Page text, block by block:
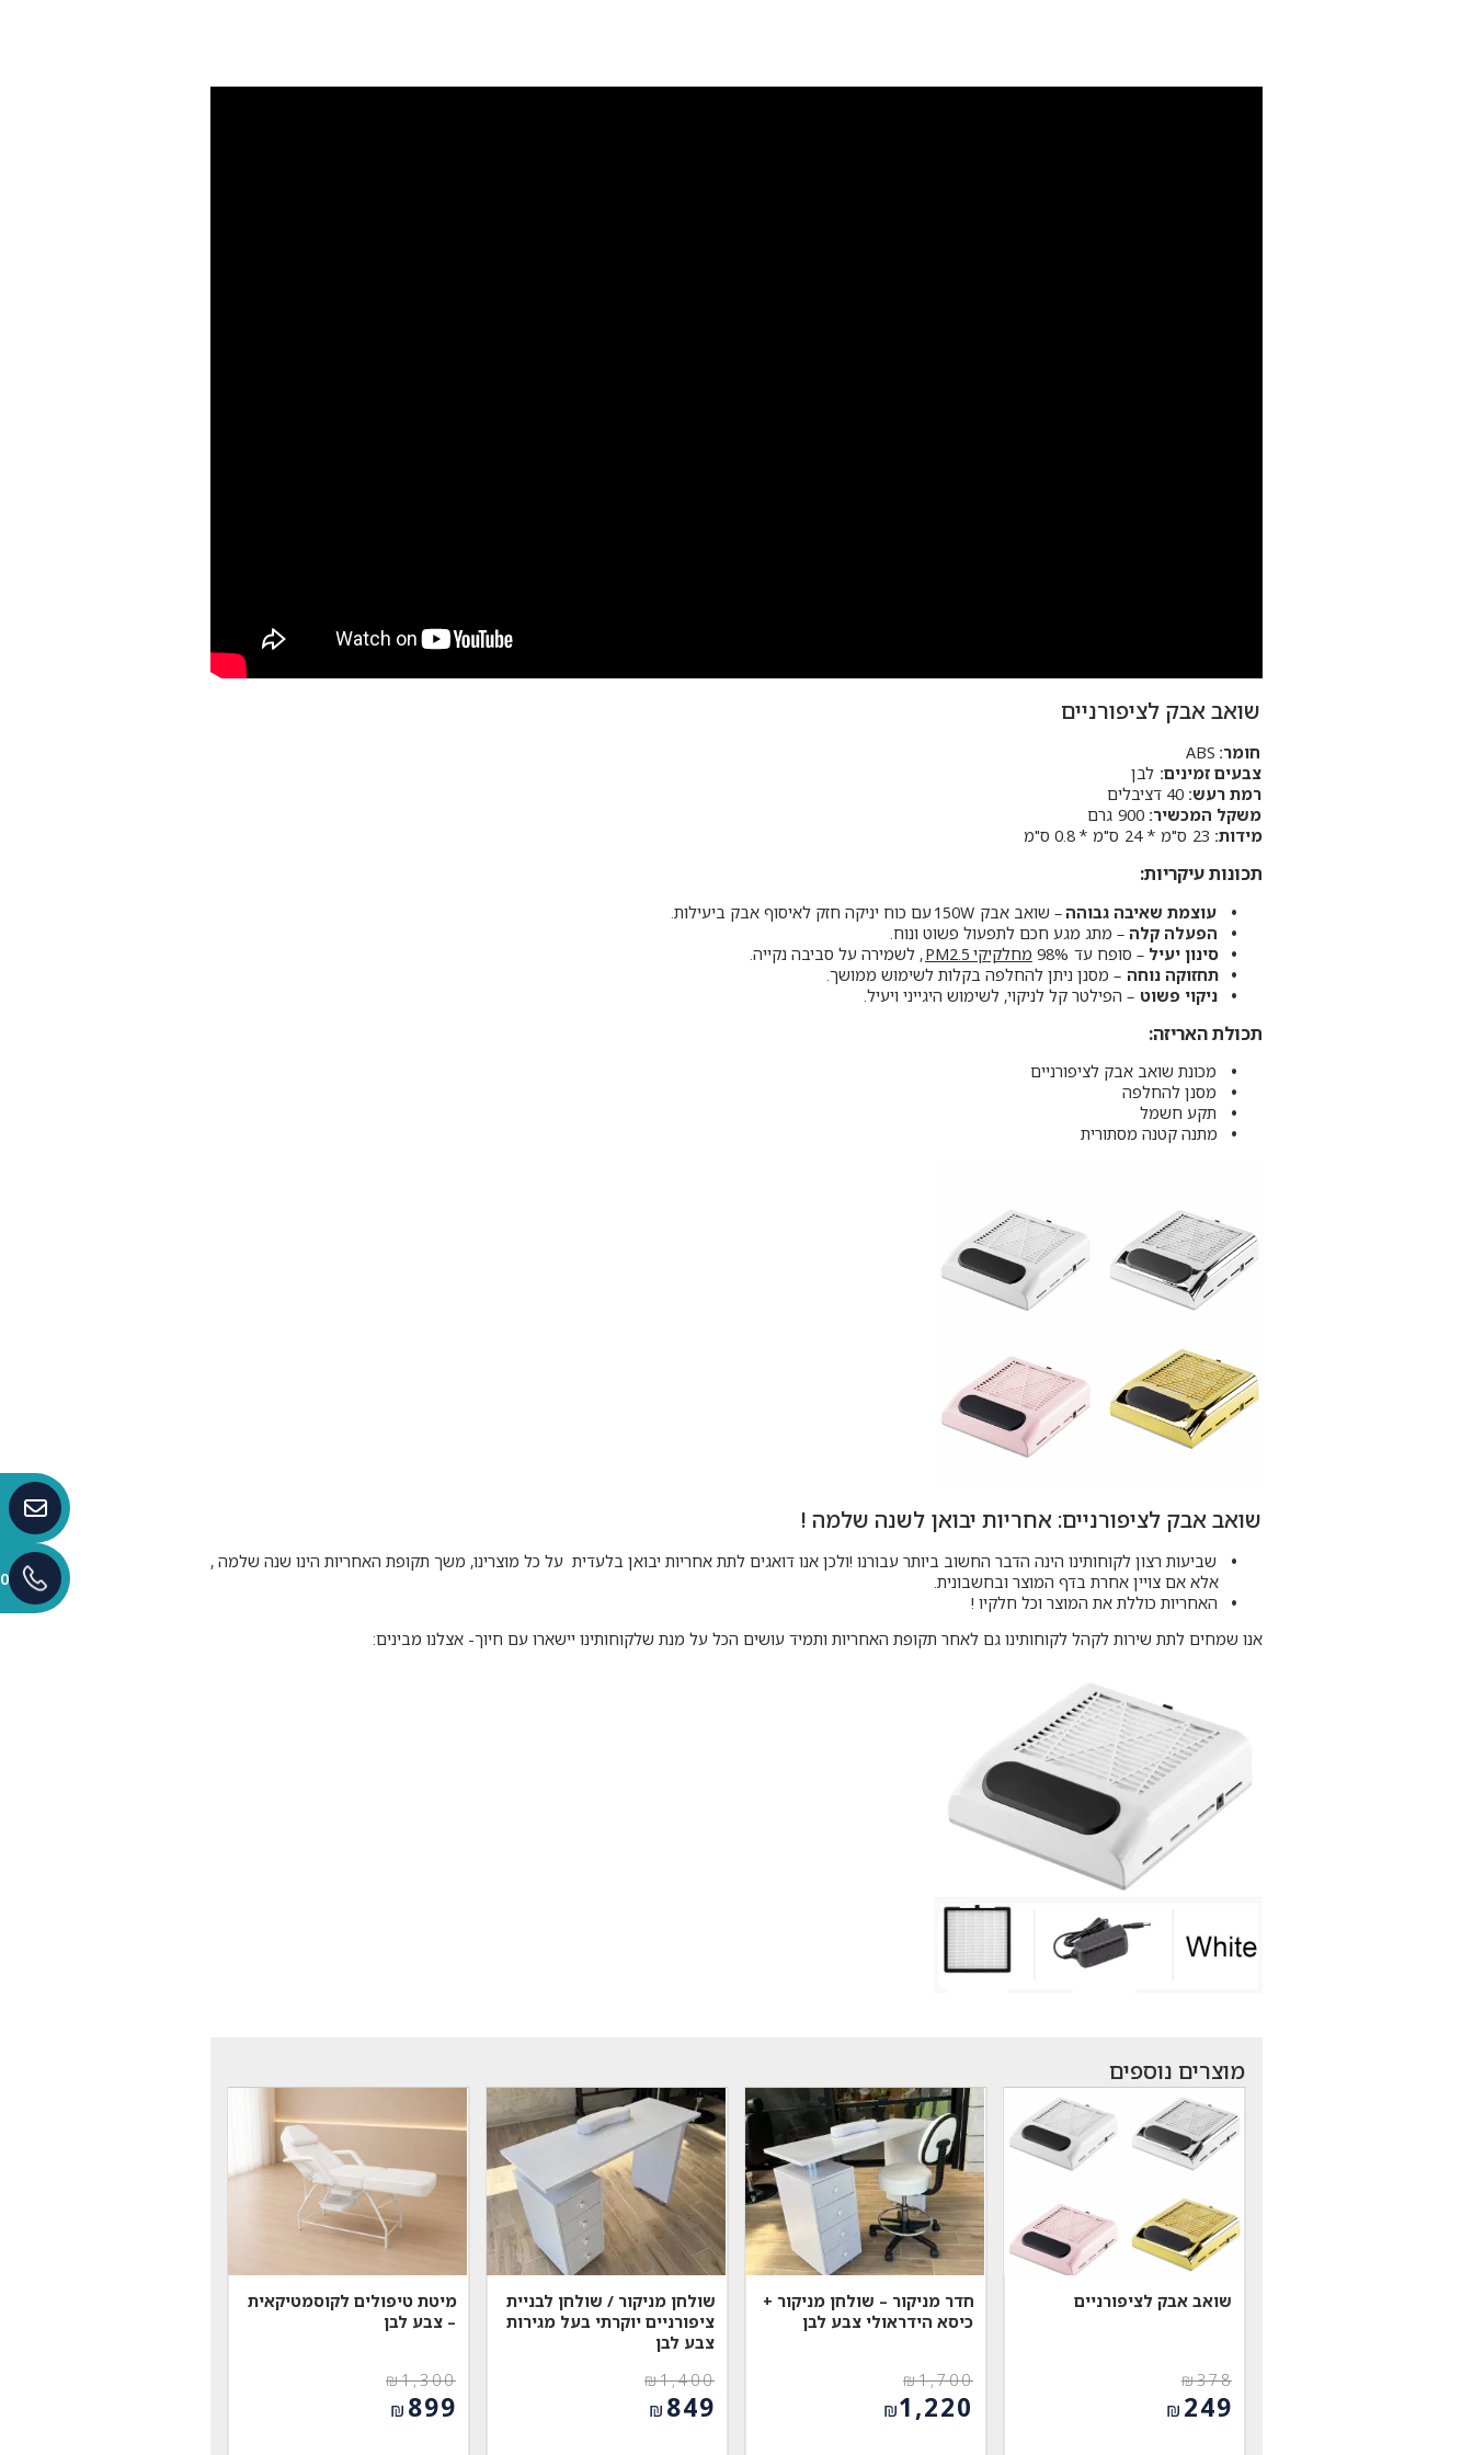
שואב אבק לציפורניים
חומר:ABS
צבעים זמינים: לבן
רמת רעש:
משקל המכשיר:
מידות:
תכונות עיקריות:
עוצמת שאיבה גבוהה– שואב אבק 150W עם כוח יניקה חזק לאיסוף אבק ביעילות.
הפעלה קלה – מתג מגע חכם לתפעול פשוט ונוח.
סינון יעיל – סופח עד 98% מחלקיקי PM2.5
, לשמירה על סביבה נקייה.
תחזוקה נוחה – מסנן ניתן להחלפה בקלות לשימוש ממושך.
ניקוי פשוט – הפילטר קל לניקוי, לשימוש היגייני ויעיל.
תכולת האריזה:
מכונת שואב אבק לציפורניים
מסנן להחלפה
תקע חשמל
מתנה קטנה מסתורית
שואב אבק לציפורניים: אחריות יבואן לשנה שלמה !
שביעות רצון לקוחותינו הינה הדבר החשוב ביותר עבורנו !ולכן אנו דואגים לתת אחריות יבואן בלעדית על כל מוצרינו, משך תקופת האחריות הינו שנה שלמה ,
אלא אם צויין אחרת בדף המוצר ובחשבונית.
האחריות כוללת את המוצר וכל חלקיו !
אנו שמחים לתת שירות לקהל לקוחותינו גם לאחר תקופת האחריות ותמיד עושים הכל על מנת שלקוחותינו יישארו עם חיוך- אצלנו מבינים:
מוצרים נוספים
שואב אבק לציפורניים
₪378
המחיר
המקורי ₪ 249
חדר מניקור – שולחן מניקור +
כיסא הידראולי צבע לבן
₪1,700
המחיר
המקורי
₪1,220
שולחן מניקור / שולחן לבניית
ציפורניים יוקרתי בעל מגירות
צבע לבן
₪1,400
המחיר
המקורי ₪ 849
מיטת טיפולים לקוסמטיקאית
– צבע לבן
₪1,300
המחיר
המקורי ₪ 899